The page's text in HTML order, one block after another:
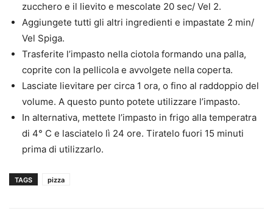
zucchero e il lievito e mescolate 20 sec/ Vel 2.
Aggiungete tutti gli altri ingredienti e impastate 2 min/
Vel Spiga.
Trasferite l’impasto nella ciotola formando una palla,
coprite con la pellicola e avvolgete nella coperta.
Lasciate lievitare per circa 1 ora, o fino al raddoppio del
volume. A questo punto potete utilizzare l’impasto.
In alternativa, mettete l’impasto in frigo alla temperatra
di 4° C e lasciatelo lì 24 ore. Tiratelo fuori 15 minuti
prima di utilizzarlo.
TAGS pizza